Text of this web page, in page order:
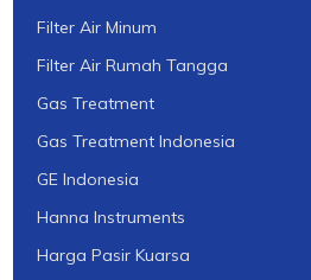
Filter Air Minum
Filter Air Rumah Tangga
Gas Treatment
Gas Treatment Indonesia
GE Indonesia
Hanna Instruments
Harga Pasir Kuarsa